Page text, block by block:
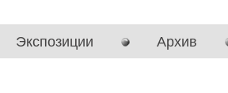
Экспозиции Архив